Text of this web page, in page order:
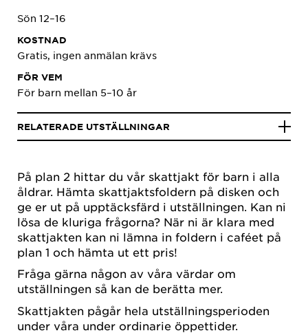
På plan 2 hittar du vår skattjakt för barn i alla
åldrar. Hämta skattjaktsfoldern på disken och
ge er ut på upptäcksfärd i utställningen. Kan ni
lösa de kluriga frågorna? När ni är klara med
skattjakten kan ni lämna in foldern i caféet på
plan 1 och hämta ut ett pris!
Fråga gärna någon av våra värdar om
utställningen så kan de berätta mer.
Skattjakten pågår hela utställningsperioden
under våra under ordinarie öppettider.
Sön 12–16
KOSTNAD
Gratis, ingen anmälan krävs
FÖR VEM
För barn mellan 5–10 år
RELATERADE UTSTÄLLNINGAR